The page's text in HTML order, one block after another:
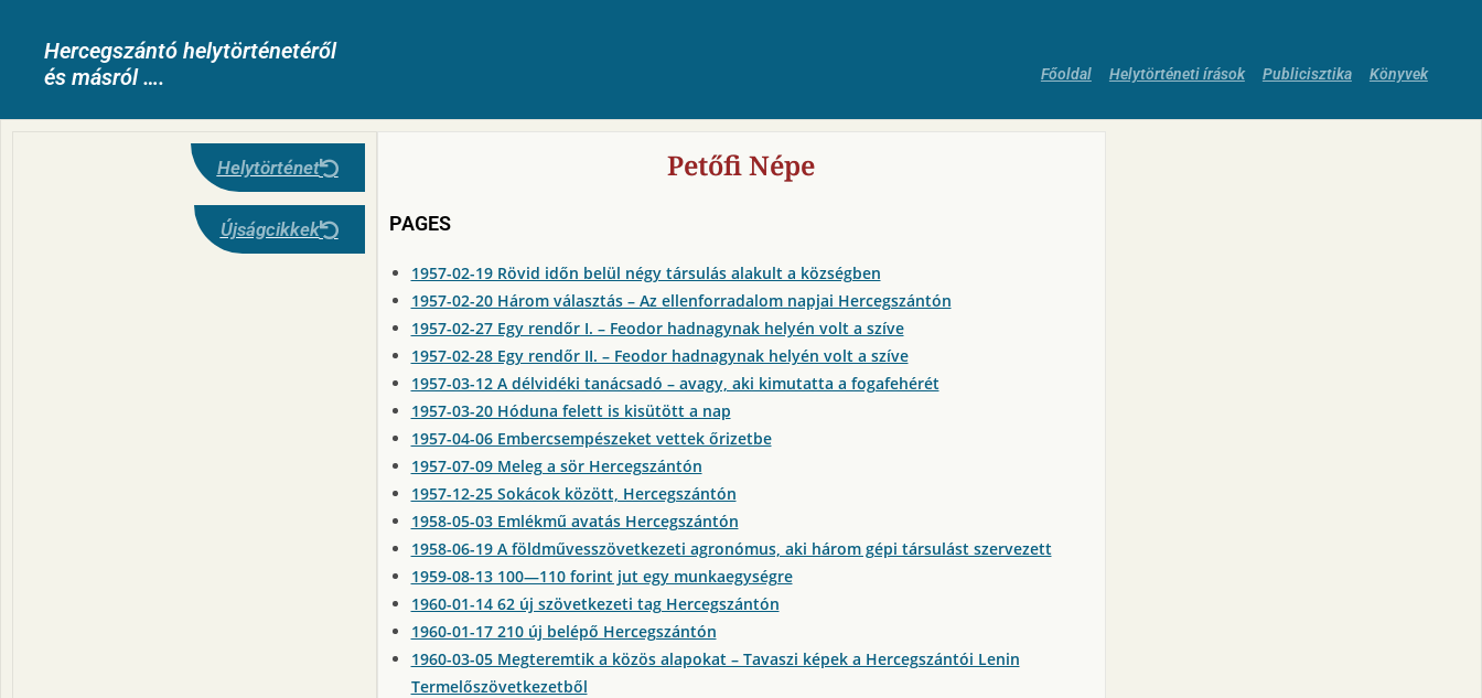
Hercegszántó helytörténetéről
és másról ….
Főoldal Helytörténeti írások Publicisztika Könyvek
Helytörténet
Újságcikkek
Petőfi Népe
PAGES
1957-02-19 Rövid időn belül négy társulás alakult a községben
1957-02-20 Három választás – Az ellenforradalom napjai Hercegszántón
1957-02-27 Egy rendőr I. – Feodor hadnagynak helyén volt a szíve
1957-02-28 Egy rendőr II. – Feodor hadnagynak helyén volt a szíve
1957-03-12 A délvidéki tanácsadó – avagy, aki kimutatta a fogafehérét
1957-03-20 Hóduna felett is kisütött a nap
1957-04-06 Embercsempészeket vettek őrizetbe
1957-07-09 Meleg a sör Hercegszántón
1957-12-25 Sokácok között, Hercegszántón
1958-05-03 Emlékmű avatás Hercegszántón
1958-06-19 A földművesszövetkezeti agronómus, aki három gépi társulást szervezett
1959-08-13 100—110 forint jut egy munkaegységre
1960-01-14 62 új szövetkezeti tag Hercegszántón
1960-01-17 210 új belépő Hercegszántón
1960-03-05 Megteremtik a közös alapokat – Tavaszi képek a Hercegszántói Lenin
Termelőszövetkezetből